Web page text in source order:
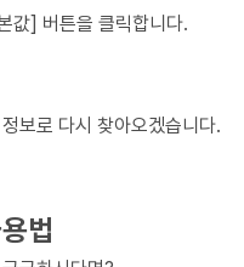
값] 버튼을 클릭합니다.
보로 다시 찾아오겠습니다.
법